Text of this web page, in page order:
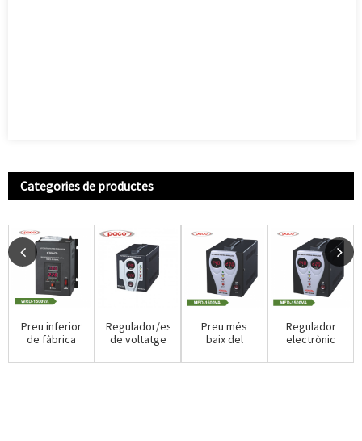
Categories de productes
Preu inferior
de fàbrica
Series Wall
Regulador/estabilitzador
de voltatge
1500w...
Preu més
baix del
220v 1500w
Regulador
electrònic
PACO 220v